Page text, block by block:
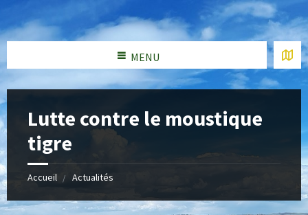
MENU
Lutte contre le moustique
tigre
Accueil Actualités